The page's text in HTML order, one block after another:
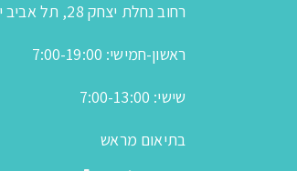
רחוב נחלת יצחק 28, תל אביב יפו
ראשון-חמישי: 7:00-19:00
שישי: 7:00-13:00
בתיאום מראש